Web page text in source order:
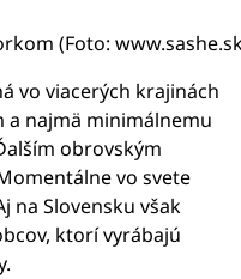
(Foto:
vo viacerých krajinách
a najmä minimálnemu
obrovským
vo svete
na Slovensku však
ktorí vyrábajú